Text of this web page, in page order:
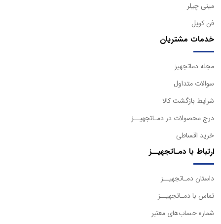
مینی چیلر
فن کویل
خدمات مشتریان
مجله دماتجهیز
سوالات متداول
شرایط بازگشت کالا
درج محصولات در دمـاتجهیــز
خرید اقساطی
ارتباط با دمـاتجهیــز
داستان دمـاتجهیــز
تماس با دمـاتجهیــز
شماره حساب‌های معتبر